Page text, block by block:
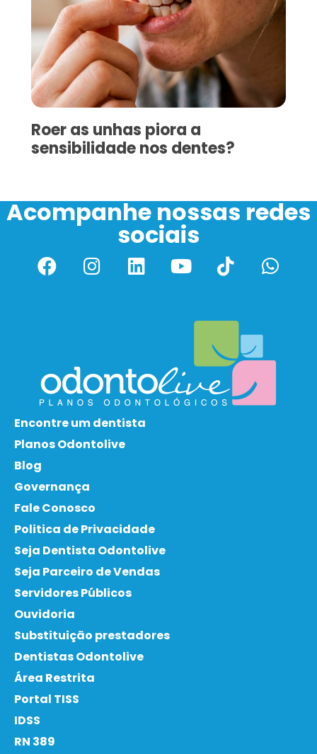
Roer as unhas piora a
sensibilidade nos dentes?
Acompanhe nossas redes
sociais
Encontre um dentista
Planos Odontolive
Blog
Governança
Fale Conosco
Politica de Privacidade
Seja Dentista Odontolive
Seja Parceiro de Vendas
Servidores Públicos
Ouvidoria
Substituição prestadores
Dentistas Odontolive
Área Restrita
Portal TISS
IDSS
RN 389